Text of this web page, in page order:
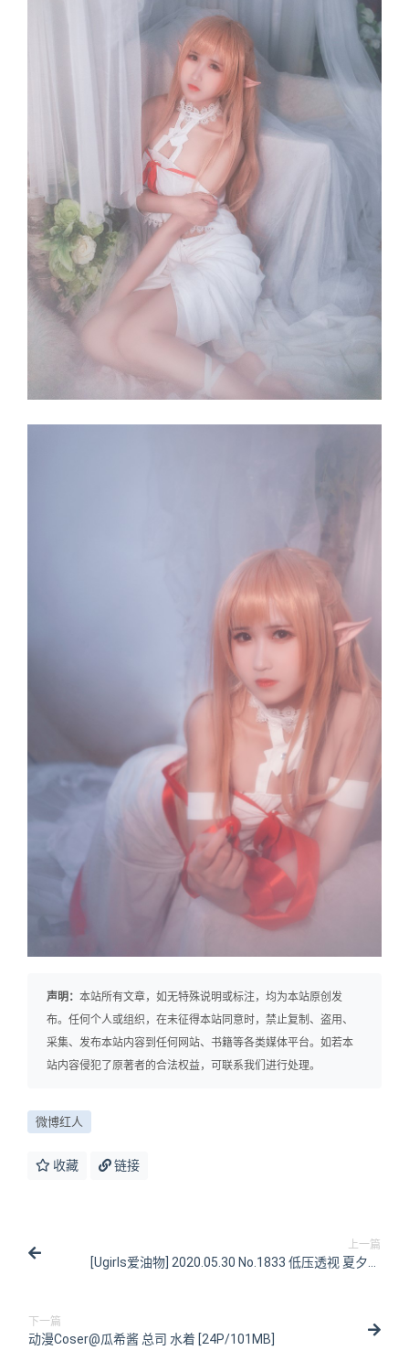
声明： 本站所有文章，如无特殊说明或标注，均为本站原创发
布。任何个人或组织，在未征得本站同意时，禁止复制、盗用、
采集、发布本站内容到任何网站、书籍等各类媒体平台。如若本
站内容侵犯了原著者的合法权益，可联系我们进行处理。
微博红人
收藏 链接
上一篇
[Ugirls爱油物] 2020.05.30 No.1833 低压透视 夏夕阳
下一篇
动漫Coser@瓜希酱 总司 水着 [24P/101MB]